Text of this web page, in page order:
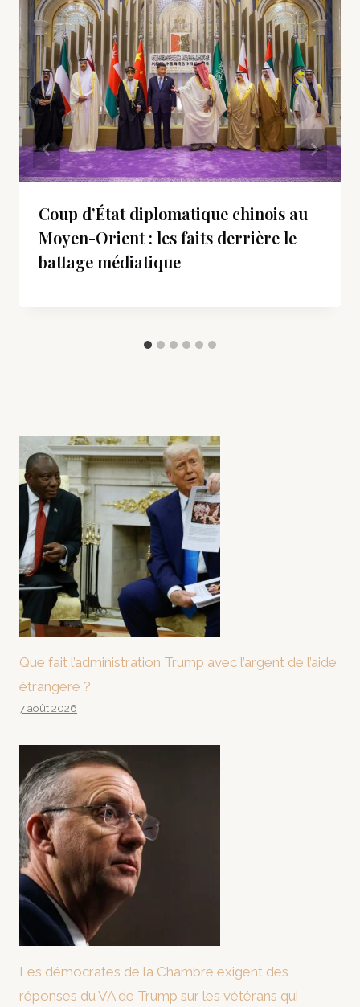
Coup d’État diplomatique chinois au
Moyen-Orient : les faits derrière le
battage médiatique
Que fait l’administration Trump avec l’argent de l’aide
étrangère ?
7 août 2026
Les démocrates de la Chambre exigent des
réponses du VA de Trump sur les vétérans qui